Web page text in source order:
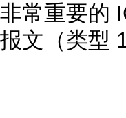
非常重要的
报文（类型